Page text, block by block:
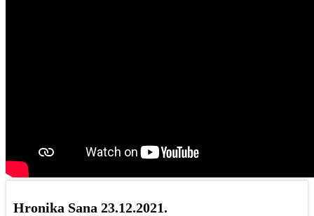
Hronika Sana 23.12.2021.